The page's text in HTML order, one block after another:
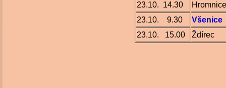
23.10. 14.30
Hromnice
23.10. 9.30
Všenice
23.10. 15.00
Ždírec